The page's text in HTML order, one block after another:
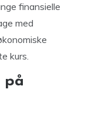
finansielle
med
kurs.
på